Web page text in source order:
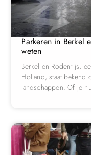
Parkeren in Berkel
weten
Berkel en Rodenrijs,
Holland, staat bekend
landschappen. Of je